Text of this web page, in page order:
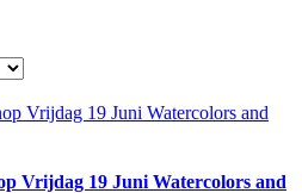
Vrijdag 19 Juni Watercolors and